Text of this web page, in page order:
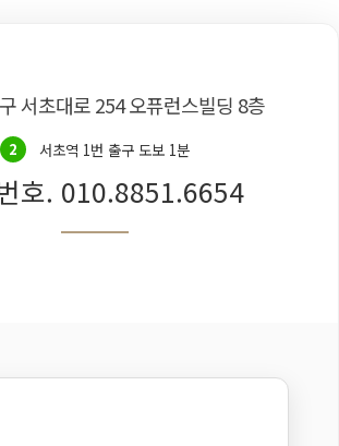
서초대로 254 오퓨런스빌딩 8층
2 서초역 1번 출구 도보 1분
호. 010.8851.6654